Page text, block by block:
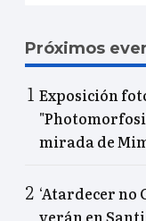
Próximos
Exposición
mirada de
‘Atardecer no